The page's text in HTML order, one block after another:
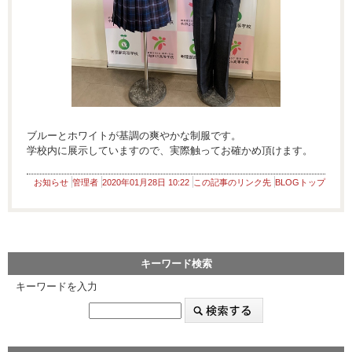
ブルーとホワイトが基調の爽やかな制服です。
学校内に展示していますので、実際触ってお確かめ頂けます。
お知らせ 管理者 2020年01月28日 10:22 この記事のリンク先 BLOGトップ
キーワード検索
キーワードを入力